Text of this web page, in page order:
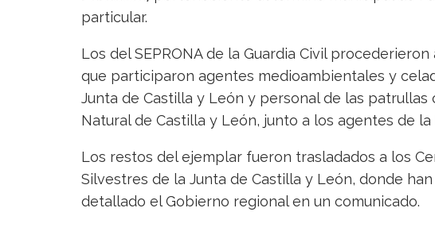
particular.
Los del SEPRONA de la Guardia Civil
que participaron agentes medioambientales y
Junta de Castilla y León y personal de las patrullas
Natural de Castilla y León, junto a los agentes de la
Los restos del ejemplar fueron trasladados a los
Silvestres de la Junta de Castilla y León, donde
detallado el Gobierno regional en un comunicado.